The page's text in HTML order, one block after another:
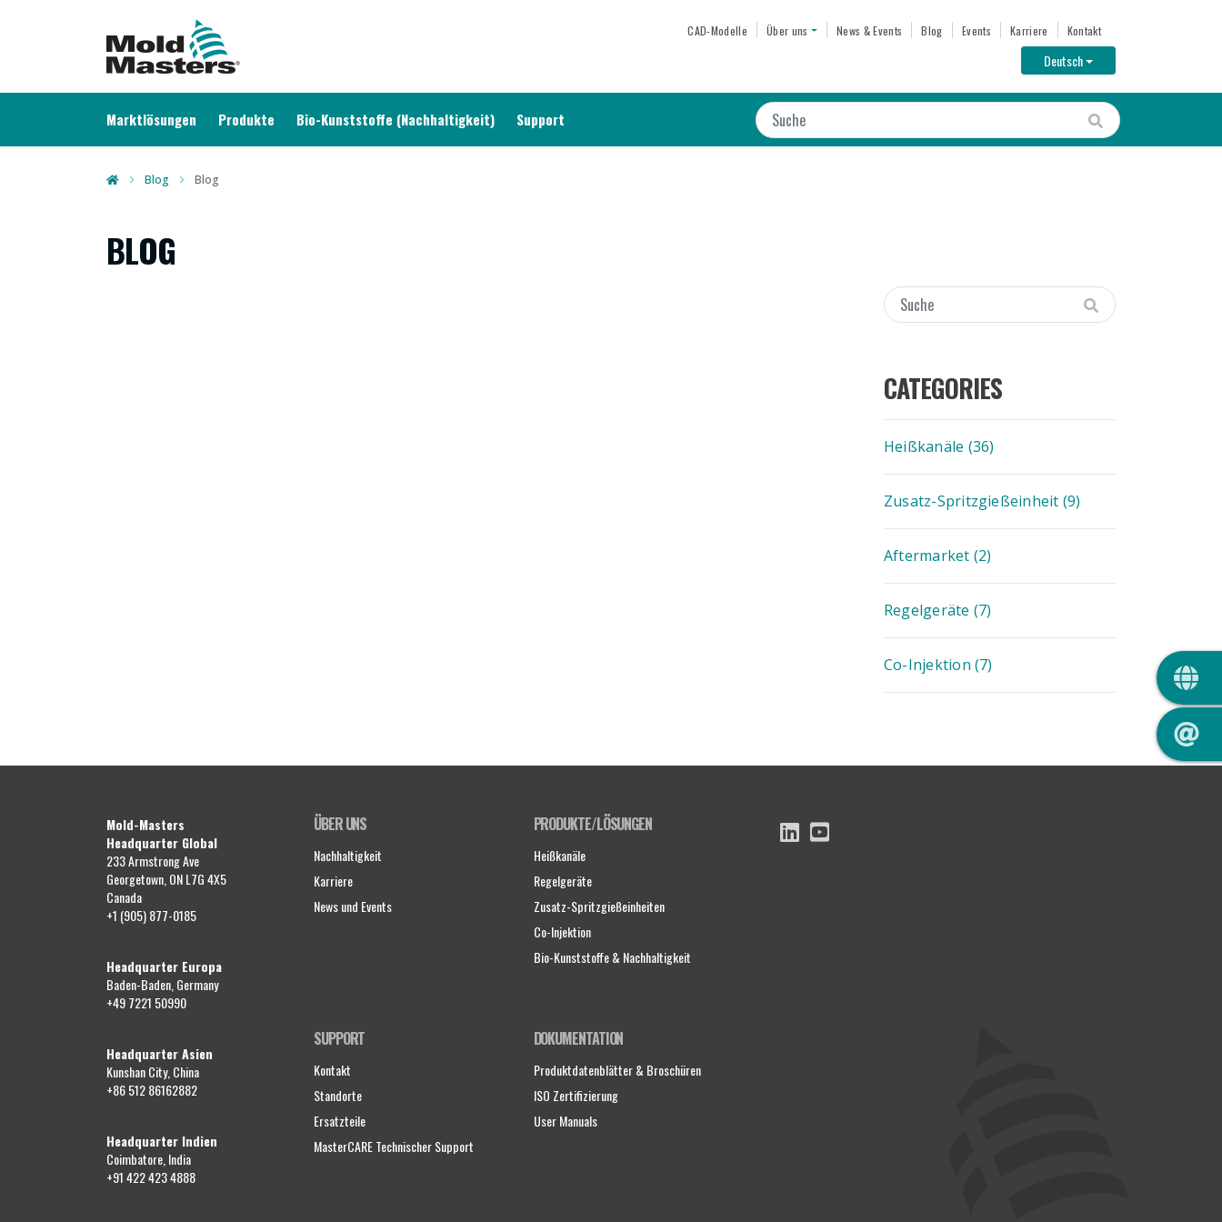
TOP MENU
CAD-Modelle Über uns News & Events Blog Events Karriere Kontakt
DeutschToggle Dropdown
MAIN NAVIGATION
Marktlösungen Produkte Bio-Kunststoffe (Nachhaltigkeit) Support Suche
Blog Blog
BLOG
CATEGORIES
Heißkanäle (36)
Zusatz-Spritzgießeinheit (9)
Aftermarket (2)
Regelgeräte (7)
Co-Injektion (7)
Mold-Masters
Headquarter Global
233 Armstrong Ave
Georgetown, ON L7G 4X5
Canada
+1 (905) 877-0185
Headquarter Europa
Baden-Baden, Germany
+49 7221 50990
Headquarter Asien
Kunshan City, China
+86 512 86162882
Headquarter Indien
Coimbatore, India
+91 422 423 4888
ÜBER UNS
Nachhaltigkeit
Karriere
News und Events
SUPPORT
Kontakt
Standorte
Ersatzteile
MasterCARE Technischer Support
PRODUKTE/LÖSUNGEN
Heißkanäle
Regelgeräte
Zusatz-Spritzgießeinheiten
Co-Injektion
Bio-Kunststoffe & Nachhaltigkeit
DOKUMENTATION
Produktdatenblätter & Broschüren
ISO Zertifizierung
User Manuals